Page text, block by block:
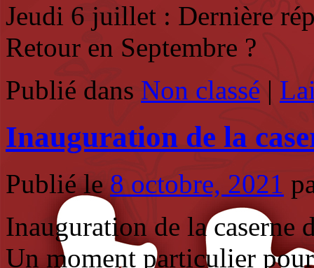
Jeudi 6 juillet : Dernière
Retour en Septembre ?
Publié dans Non classé |
Inauguration de la
Publié le 8 octobre, 2021
Inauguration de la caserne
Un moment particulier